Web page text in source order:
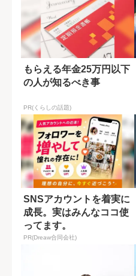
もらえる年金25万円以下
の人が知るべき事
PR(くらしの話題)
SNSアカウントを着実に
成長。実はみんなココ使
ってます。
PR(Dreaw合同会社)